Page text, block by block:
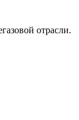
отрасли.